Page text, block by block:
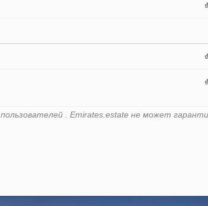
. Emirates.estate не может